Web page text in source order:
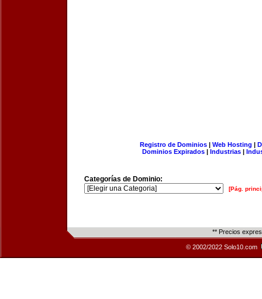
Registro de Dominios| Web Hosting |
Dominios Expirados | Industrias |
Categorías de Dominio:
[Pág.
** Precios
© 2002/2022 Solo10.com